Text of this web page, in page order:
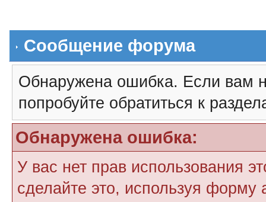
Сообщение форума
Обнаружена ошибка. Если вам
попробуйте обратиться к
Обнаружена ошибка:
У вас нет прав использования
сделайте это, используя форму